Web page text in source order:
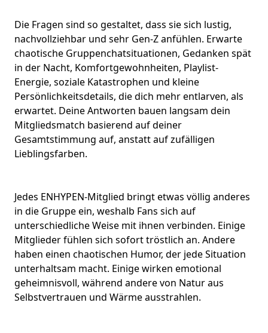
Die Fragen sind so gestaltet, dass sie sich lustig,
nachvollziehbar und sehr Gen-Z anfühlen. Erwarte
chaotische Gruppenchatsituationen, Gedanken spät
in der Nacht, Komfortgewohnheiten, Playlist-
Energie, soziale Katastrophen und kleine
Persönlichkeitsdetails, die dich mehr entlarven, als
erwartet. Deine Antworten bauen langsam dein
Mitgliedsmatch basierend auf deiner
Gesamtstimmung auf, anstatt auf zufälligen
Lieblingsfarben.
Jedes ENHYPEN-Mitglied bringt etwas völlig anderes
in die Gruppe ein, weshalb Fans sich auf
unterschiedliche Weise mit ihnen verbinden. Einige
Mitglieder fühlen sich sofort tröstlich an. Andere
haben einen chaotischen Humor, der jede Situation
unterhaltsam macht. Einige wirken emotional
geheimnisvoll, während andere von Natur aus
Selbstvertrauen und Wärme ausstrahlen.